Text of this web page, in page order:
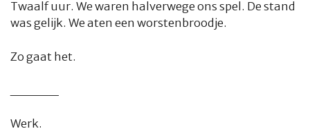
Twaalf uur. We waren halverwege ons spel. De stand
was gelijk. We aten een worstenbroodje.
Zo gaat het.
Werk.